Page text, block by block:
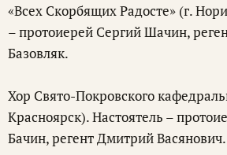
«Всех Скорбящих Радосте» (г.
– протоиерей Сергий Шачин,
Базовляк.
Хор Свято-Покровского
Красноярск). Настоятель –
Бачин, регент Дмитрий Васянович.